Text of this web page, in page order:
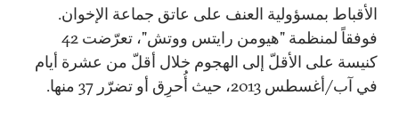
الأقباط بمسؤولية العنف على عاتق جماعة الإخوان.
فوفقاً لمنظمة "هيومن رايتس ووتش"، تعرّضت 42
كنيسة على الأقلّ إلى الهجوم خلال أقلّ من عشرة أيام
في آب/أغسطس 2013، حيث أُحرِق أو تضرّر 37 منها.